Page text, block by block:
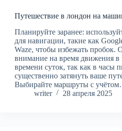
Путешествие в лондон на
Планируйте заранее:
для навигации, такие как
Waze, чтобы избежать пробок.
внимание на время движения в
времени суток, так как в часы
существенно затянуть ваше
Выбирайте маршруты с
writer
28 апреля 2025